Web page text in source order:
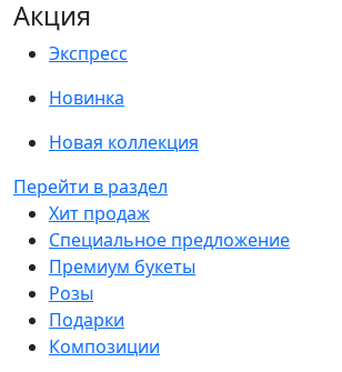
Акция
Экспресс
Новинка
Новая коллекция
Перейти в раздел
Хит продаж
Специальное предложение
Премиум букеты
Розы
Подарки
Композиции